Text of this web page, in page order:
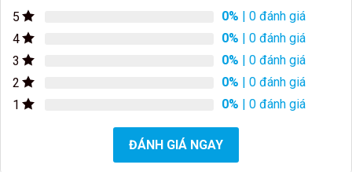
5 0% | 0 đánh giá
4
0% | 0 đánh giá
3
0% | 0 đánh giá
2
0% | 0 đánh giá
1
0% | 0 đánh giá
ĐÁNH GIÁ NGAY